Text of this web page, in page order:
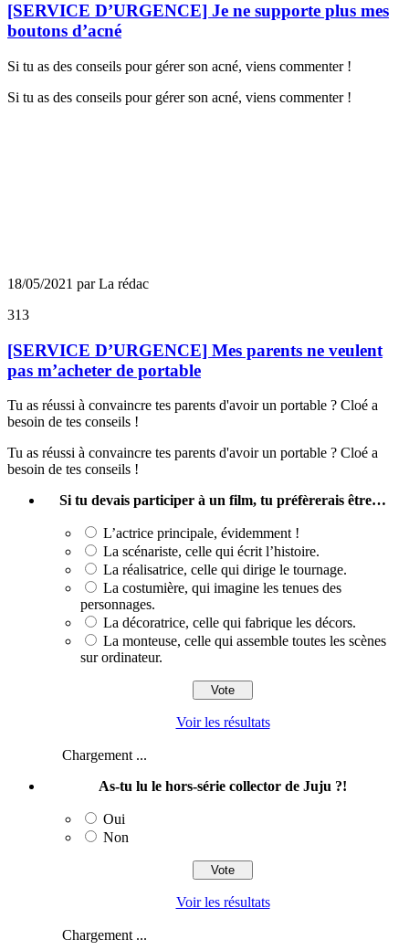
[SERVICE D’URGENCE] Je ne supporte plus mes
boutons d’acné
Si tu as des conseils pour gérer son acné, viens commenter !
Si tu as des conseils pour gérer son acné, viens commenter !
18/05/2021 par La rédac
313
[SERVICE D’URGENCE] Mes parents ne veulent
pas m’acheter de portable
Tu as réussi à convaincre tes parents d'avoir un portable ? Cloé a
besoin de tes conseils !
Tu as réussi à convaincre tes parents d'avoir un portable ? Cloé a
besoin de tes conseils !
Si tu devais participer à un film, tu préfèrerais être…
L’actrice principale, évidemment !
La scénariste, celle qui écrit l’histoire.
La réalisatrice, celle qui dirige le tournage.
La costumière, qui imagine les tenues des
personnages.
La décoratrice, celle qui fabrique les décors.
La monteuse, celle qui assemble toutes les scènes
sur ordinateur.
Voir les résultats
Chargement ...
As-tu lu le hors-série collector de Juju ?!
Oui
Non
Voir les résultats
Chargement ...